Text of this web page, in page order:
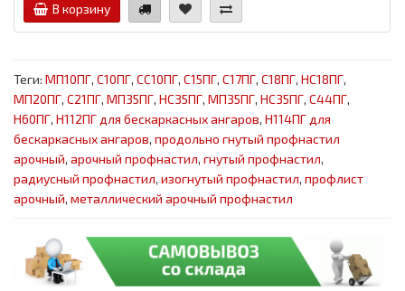
В корзину
Теги: МП10ПГ, С10ПГ, СС10ПГ, С15ПГ, С17ПГ, С18ПГ, НС18ПГ,
МП20ПГ, С21ПГ, МП35ПГ, НС35ПГ, МП35ПГ, НС35ПГ, С44ПГ,
Н60ПГ, Н112ПГ для бескаркасных ангаров, Н114ПГ для
бескаркасных ангаров, продольно гнутый профнастил
арочный, арочный профнастил, гнутый профнастил,
радиусный профнастил, изогнутый профнастил, профлист
арочный, металлический арочный профнастил